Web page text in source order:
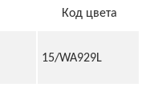
Код цвета
15/WA929L